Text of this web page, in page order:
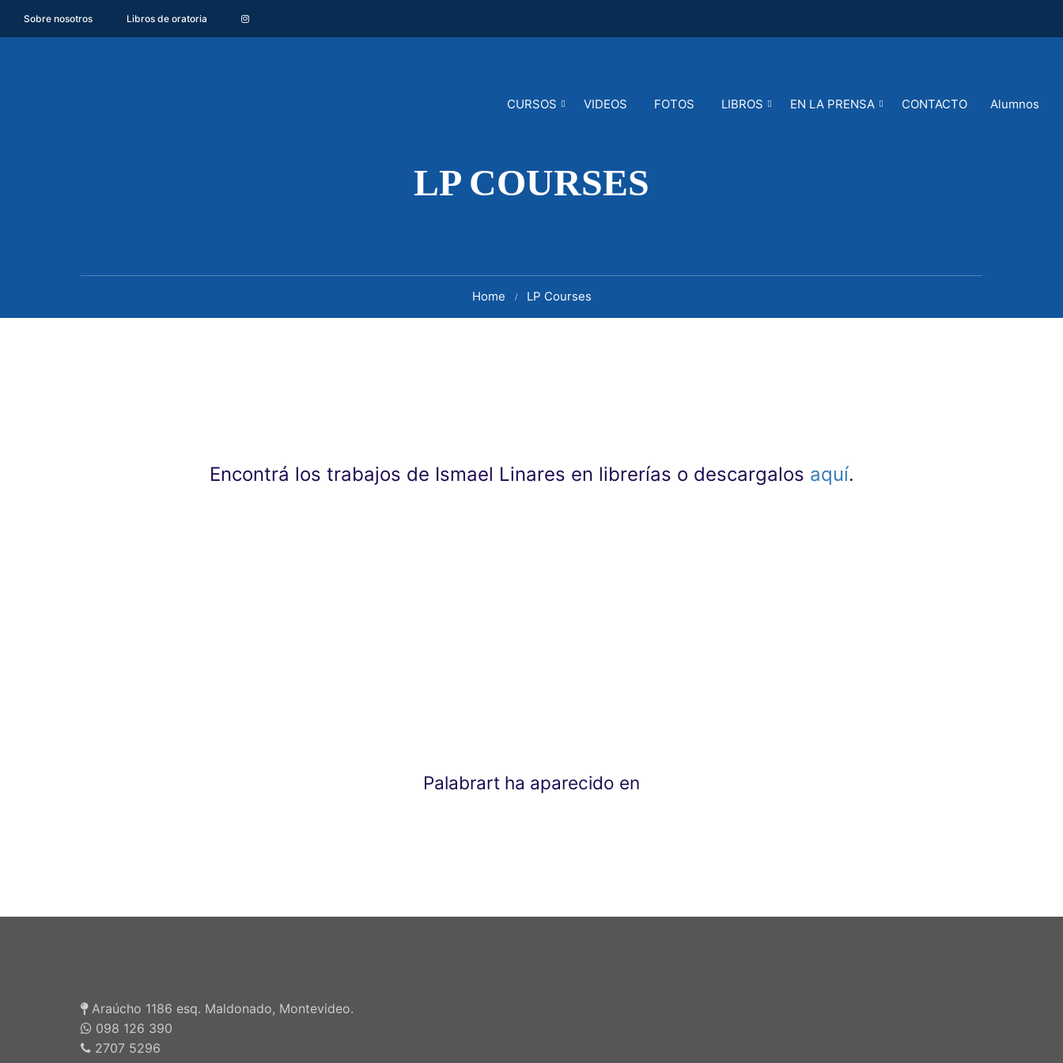
Sobre nosotros Libros de oratoria
CURSOS VIDEOS FOTOS LIBROS EN LA PRENSA CONTACTO Alumnos
LP COURSES
Home LP Courses
Encontrá los trabajos de Ismael Linares en librerías o descargalos aquí.
Palabrart ha aparecido en
Araúcho 1186 esq. Maldonado, Montevideo.
098 126 390
2707 5296